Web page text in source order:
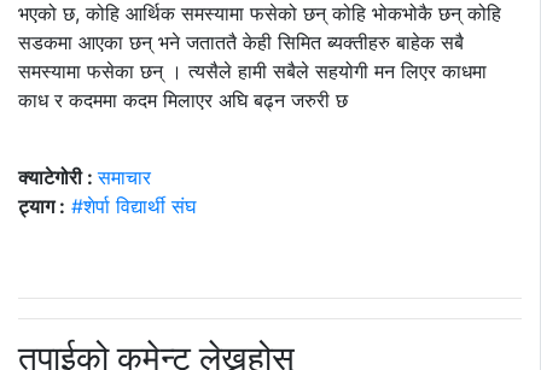
भएको छ, कोहि आर्थिक समस्यामा फसेको छन् कोहि भोकभोकै छन् कोहि
सडकमा आएका छन् भने जताततै केही सिमित ब्यक्तीहरु बाहेक सबै
समस्यामा फसेका छन् । त्यसैले हामी सबैले सहयोगी मन लिएर काधमा
काध र कदममा कदम मिलाएर अघि बढ्न जरुरी छ
क्याटेगोरी :समाचार
ट्याग : #शेर्पा विद्यार्थी संघ
तपाईको कमेन्ट लेख्नुहोस्